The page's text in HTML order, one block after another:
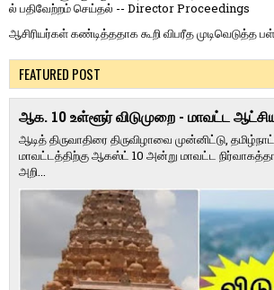
ல் பதிவேற்றம் செய்தல் -- Director Proceedings
ஆசிரியர்கள் கண்டித்ததாக கூறி விபரீத முடிவெடுத்த
FEATURED POST
ஆக. 10 உள்ளூர் விடுமுறை - மாவட்ட
ஆடித் திருவாதிரை திருவிழாவை முன்னிட்டு,
மாவட்டத்திற்கு ஆகஸ்ட் 10 அன்று மாவட்ட
அறி...